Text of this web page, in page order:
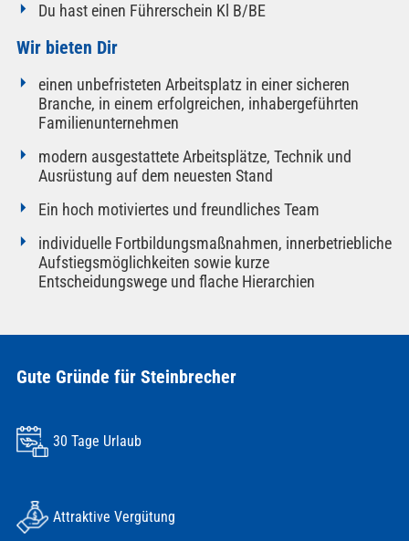
Du hast einen Führerschein Kl B/BE
Wir bieten Dir
einen unbefristeten Arbeitsplatz in einer sicheren
Branche, in einem erfolgreichen, inhabergeführten
Familienunternehmen
modern ausgestattete Arbeitsplätze, Technik und
Ausrüstung auf dem neuesten Stand
Ein hoch motiviertes und freundliches Team
individuelle Fortbildungsmaßnahmen, innerbetriebliche
Aufstiegsmöglichkeiten sowie kurze
Entscheidungswege und flache Hierarchien
Gute Gründe für Steinbrecher
30 Tage Urlaub
Attraktive Vergütung